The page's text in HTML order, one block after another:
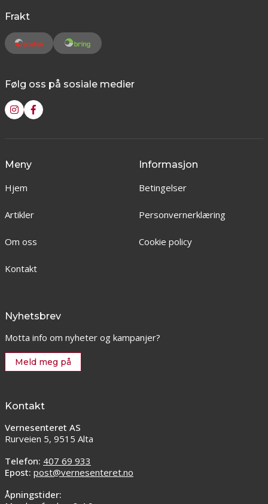
Frakt
Følg oss på sosiale medier
Meny
Hjem
Artikler
Om oss
Kontakt
Informasjon
Betingelser
Personvernerklæring
Cookie policy
Nyhetsbrev
Motta info om nyheter og kampanjer?
Meld meg på
Kontakt
Vernesenteret AS
Rurveien 5, 9515 Alta
Telefon: 407 69 933
Epost: post@vernesenteret.no
Åpningstider: